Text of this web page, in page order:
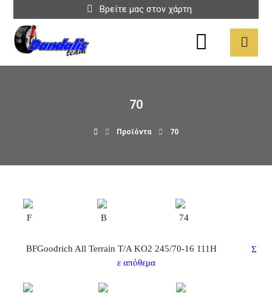
Βρείτε μας στον χάρτη
70
Προϊόντα 70
F B 74
BFGoodrich All Terrain T/A KO2 245/70-16 111H
Σ
ε απόθεμα